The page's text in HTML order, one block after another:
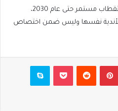
وأكد في ختام حديثه: “برنامج الاستقطاب مستمر حتى عام 2030،
الأندية نفسها وليس ضمن اختصاص
بينتيريست بوكيت سكايب